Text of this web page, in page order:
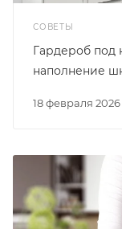
СОВЕТЫ
18 февраля 2026
Гардероб под
наполнение